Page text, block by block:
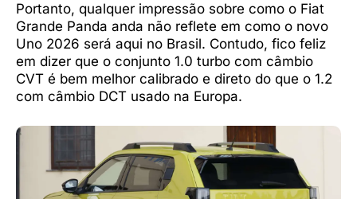
Portanto, qualquer impressão sobre como o Fiat
Grande Panda anda não reflete em como o novo
Uno 2026 será aqui no Brasil. Contudo, fico feliz
em dizer que o conjunto 1.0 turbo com câmbio
CVT é bem melhor calibrado e direto do que o 1.2
com câmbio DCT usado na Europa.